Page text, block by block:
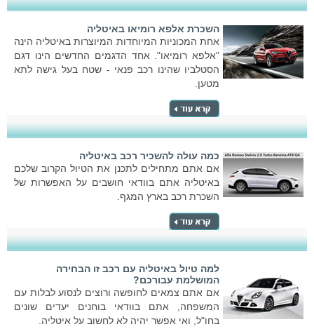
השכרת אלפא רומיאו באיטליה
אחת המכוניות המיוחדות המיוצרות באיטליה הינה
"אלפא רומיאו". אחד הדגמים החדשים הינו דגם
הסטלביו שהינו רכב פנאי - שטח בעל גישה לתא
מטען.
כמה עולה להשכיר רכב באיטליה
אם אתם מתחילים לתכנן את הטיול הקרוב שלכם
באיטליה אתם בוודאי חושבים על האפשרות של
השכרת רכב בארץ המגף.
למה טיול באיטליה עם רכב זו הבחירה
המושלמת עבורכם?
אם אתם צמאים לחופשה ורוצים לנסוע לבלות עם
המשפחה, אתם בוודאי בוחנים יעדים שונים
בחו"ל, ואי אפשר יהיה לא לחשוב על איטליה.